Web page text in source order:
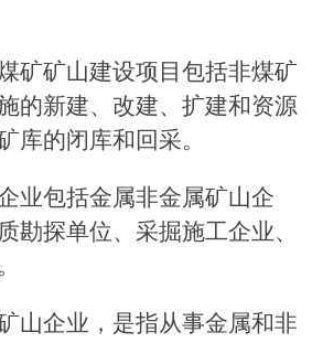
矿山建设项目包括非煤矿
的新建、改建、扩建和资源
库的闭库和回采。
包括金属非金属矿山企
勘探单位、采掘施工企业、
企业，是指从事金属和非